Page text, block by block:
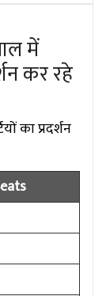
में
कर रहे
का प्रदर्शन